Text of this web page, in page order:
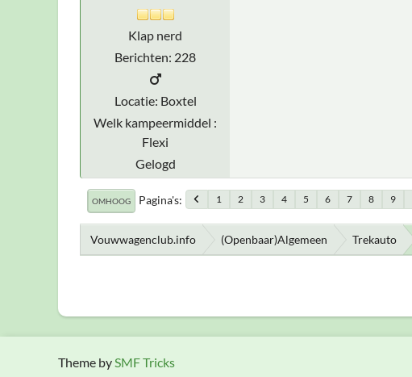
Klap nerd
Berichten: 228
Locatie: Boxtel
Welk kampeermiddel :
Flexi
Gelogd
OMHOOG Pagina's 1 2 3 4 5 6 7 8 9
Vouwwagenclub.info (Openbaar)Algemeen Trekauto
Theme bySMF Tricks